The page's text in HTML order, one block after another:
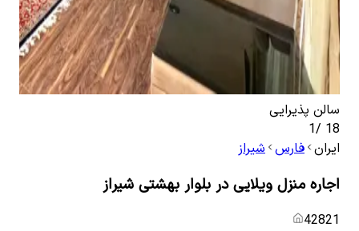
سالن پذیرایی
18
/
1
ایران فارس شیراز
اجاره منزل ویلایی در بلوار بهشتی شیراز
42821